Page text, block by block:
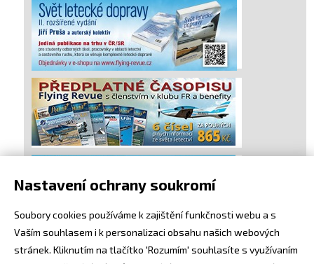
Nastavení ochrany soukromí
Soubory cookies používáme k zajištění funkčnosti webu a s
Vaším souhlasem i k personalizaci obsahu našich webových
stránek. Kliknutím na tlačítko 'Rozumím' souhlasíte s využívaním